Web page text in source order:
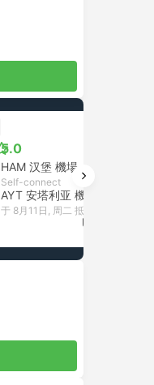
5.0
HAM 汉堡 機場
Self-connect
AYT 安塔利亚 機場
于 8月11日, 周二 抵达
USD 139